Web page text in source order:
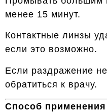
менее 15 минут.
Контактные линзы
если это возможно.
Если раздражение
обратиться к врачу.
Способ